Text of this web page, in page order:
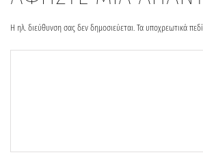
Η ηλ. διεύθυνση σας δεν δημοσιεύεται. Τα υποχρεωτικά